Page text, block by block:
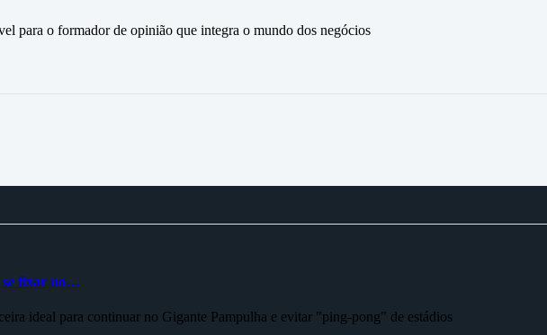
para o formador de opinião que integra o mundo dos negócios
se fixar no…
ideal para continuar no Gigante Pampulha e evitar "ping-pong" de estádios